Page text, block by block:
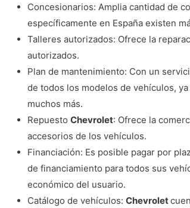
Concesionarios: Amplia cantidad de
específicamente en España existen
Talleres autorizados: Ofrece la
autorizados.
Plan de mantenimiento: Con un
de todos los modelos de vehículos,
muchos más.
RepuestoChevrolet: Ofrece la
accesorios de los vehículos.
Financiación: Es posible pagar por
de financiamiento para todos sus
económico del usuario.
Catálogo de vehículos:Chevrolet